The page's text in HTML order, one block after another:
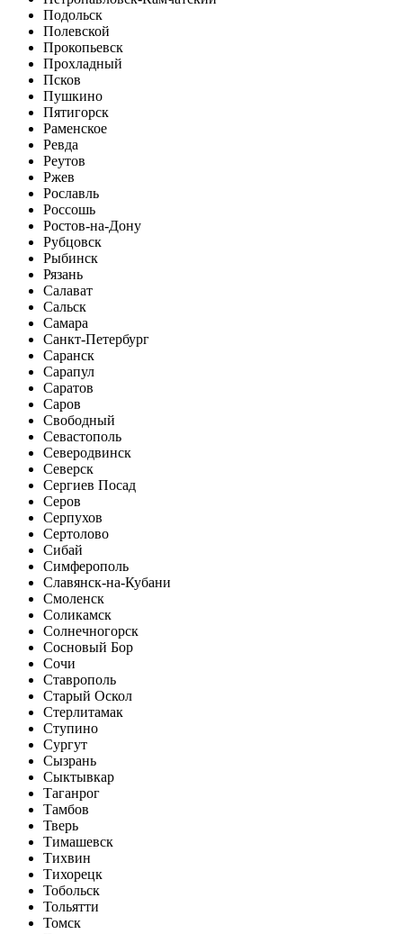
Подольск
Полевской
Прокопьевск
Прохладный
Псков
Пушкино
Пятигорск
Раменское
Ревда
Реутов
Ржев
Рославль
Россошь
Ростов-на-Дону
Рубцовск
Рыбинск
Рязань
Салават
Сальск
Самара
Санкт-Петербург
Саранск
Сарапул
Саратов
Саров
Свободный
Севастополь
Северодвинск
Северск
Сергиев Посад
Серов
Серпухов
Сертолово
Сибай
Симферополь
Славянск-на-Кубани
Смоленск
Соликамск
Солнечногорск
Сосновый Бор
Сочи
Ставрополь
Старый Оскол
Стерлитамак
Ступино
Сургут
Сызрань
Сыктывкар
Таганрог
Тамбов
Тверь
Тимашевск
Тихвин
Тихорецк
Тобольск
Тольятти
Томск